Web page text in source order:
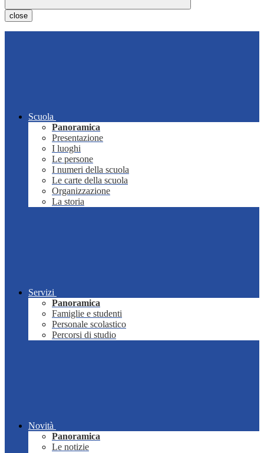
close
Scuola
Panoramica
Presentazione
I luoghi
Le persone
I numeri della scuola
Le carte della scuola
Organizzazione
La storia
Servizi
Panoramica
Famiglie e studenti
Personale scolastico
Percorsi di studio
Novità
Panoramica
Le notizie